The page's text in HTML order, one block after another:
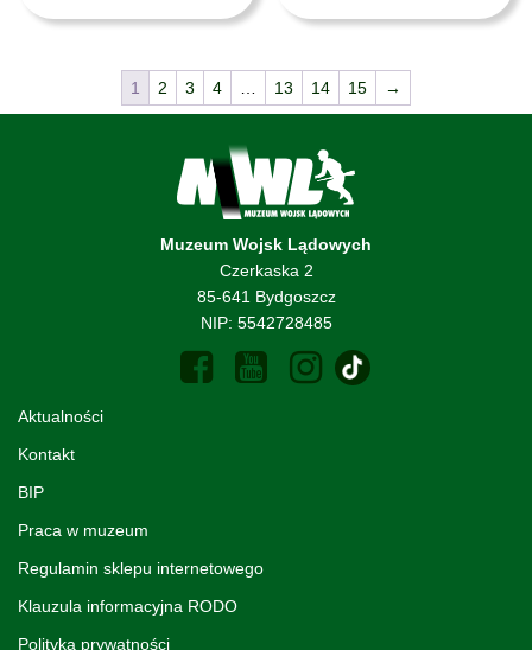
1 2 3 4 … 13 14 15 →
Muzeum Wojsk Lądowych
Czerkaska 2
85-641 Bydgoszcz
NIP: 5542728485
Aktualności
Kontakt
BIP
Praca w muzeum
Regulamin sklepu internetowego
Klauzula informacyjna RODO
Polityka prywatności